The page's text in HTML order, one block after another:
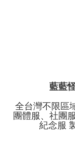
藍藍
全台灣不限區
團體服、社團
紀念服